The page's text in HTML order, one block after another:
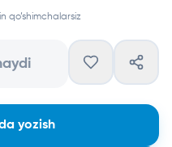
qo‘shimchalarsiz
yozish